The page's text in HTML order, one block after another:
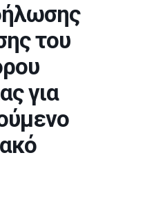
του
για